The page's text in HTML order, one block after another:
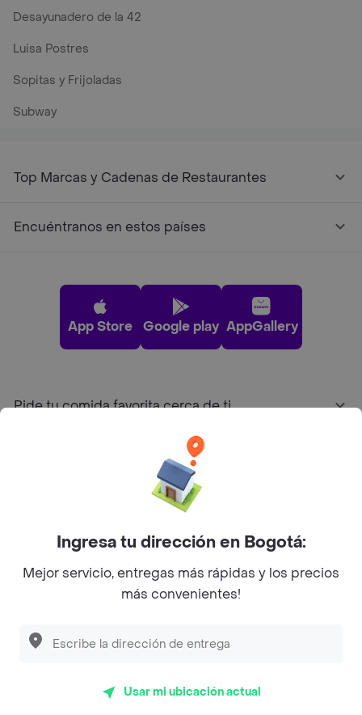
Desayunadero de la 42
Luisa Postres
Sopitas y Frijoladas
Subway
Top Marcas y Cadenas de Restaurantes
Encuéntranos en estos países
App Store Google play AppGallery
Pide tu comida favorita cerca de ti
Sobre Rappi
Facebook
Twitter
Instagram
©2026Rappi Inc. All rights reserved.
Ingresa tu dirección en Bogotá:
Mejor servicio, entregas más rápidas y los precios
más convenientes!
Usar mi ubicación actual